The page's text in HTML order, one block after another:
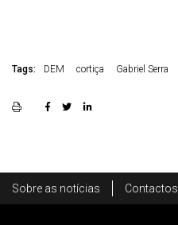
Tags: DEM cortiça Gabriel Serra
Footer
Sobre as notícias Contactos